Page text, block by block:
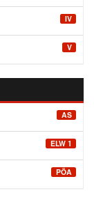
IV
V
AS
ELW 1
PÖA